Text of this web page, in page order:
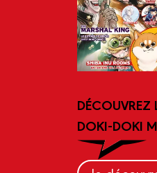
DÉCOUVREZ
DOKI-DOKI